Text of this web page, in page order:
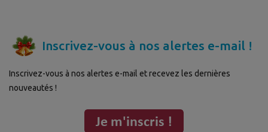
Inscrivez-vous à nos alertes e-mail !
Inscrivez-vous à nos alertes e-mail et recevez les dernières
nouveautés !